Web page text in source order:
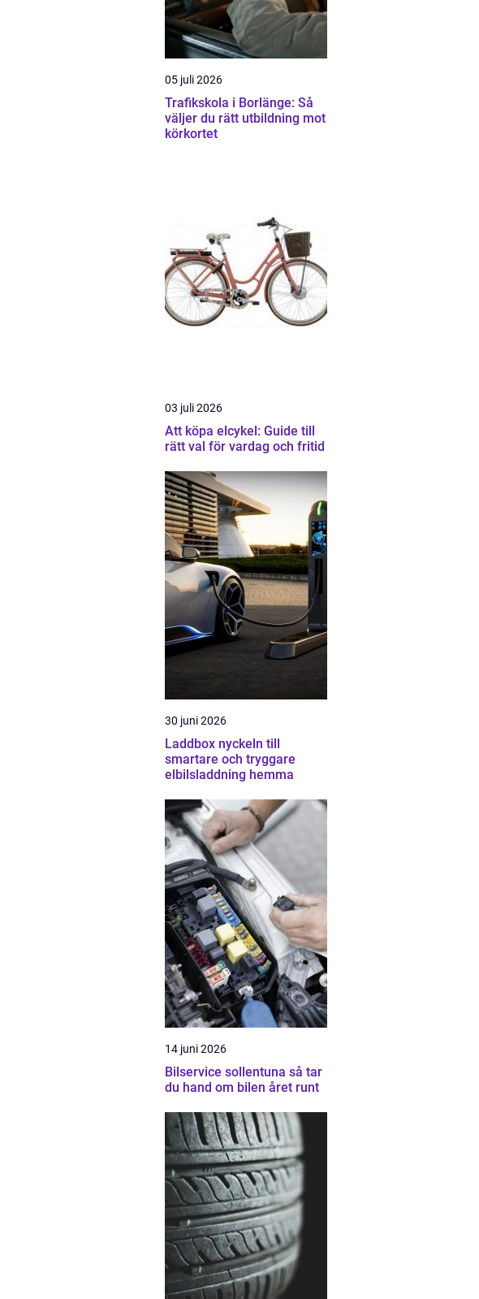
05 juli 2026
Trafikskola i Borlänge: Så
väljer du rätt utbildning mot
körkortet
03 juli 2026
Att köpa elcykel: Guide till
rätt val för vardag och fritid
30 juni 2026
Laddbox nyckeln till
smartare och tryggare
elbilsladdning hemma
14 juni 2026
Bilservice sollentuna så tar
du hand om bilen året runt